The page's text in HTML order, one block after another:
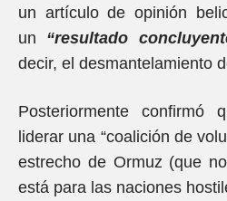
un artículo de opinión
un “resultado
decir, el desmantelamiento
Posteriormente confirmó
liderar una “coalición de
estrecho de Ormuz (que
está para las naciones